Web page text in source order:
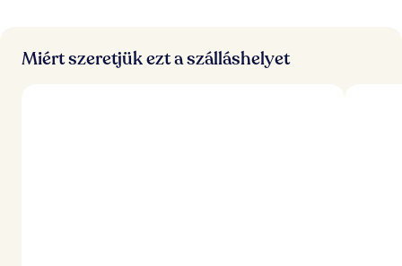
Miért szeretjük ezt a szálláshelyet